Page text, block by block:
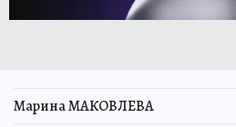
Марина МАКОВЛЕВА